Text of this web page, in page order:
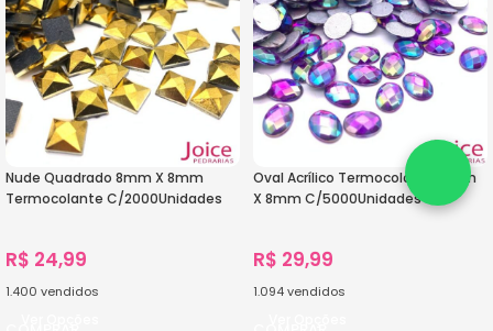
Nude Quadrado 8mm X 8mm
Termocolante C/2000Unidades
R$ 24,99
1.400 vendidos
Oval Acrílico Termocolante 6mm
X 8mm C/5000Unidades
R$ 29,99
1.094vendidos